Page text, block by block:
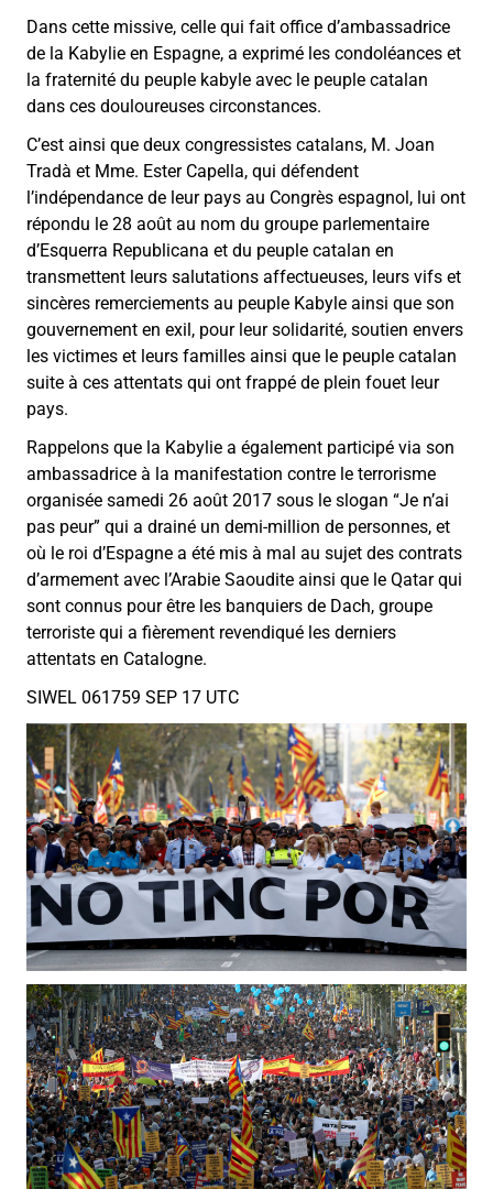
Dans cette missive, celle qui fait office d’ambassadrice
de la Kabylie en Espagne, a exprimé les condoléances et
la fraternité du peuple kabyle avec le peuple catalan
dans ces douloureuses circonstances.
C’est ainsi que deux congressistes catalans, M. Joan
Tradà et Mme. Ester Capella, qui défendent
l’indépendance de leur pays au Congrès espagnol, lui ont
répondu le 28 août au nom du groupe parlementaire
d’Esquerra Republicana et du peuple catalan en
transmettent leurs salutations affectueuses, leurs vifs et
sincères remerciements au peuple Kabyle ainsi que son
gouvernement en exil, pour leur solidarité, soutien envers
les victimes et leurs familles ainsi que le peuple catalan
suite à ces attentats qui ont frappé de plein fouet leur
pays.
Rappelons que la Kabylie a également participé via son
ambassadrice à la manifestation contre le terrorisme
organisée samedi 26 août 2017 sous le slogan “Je n’ai
pas peur” qui a drainé un demi-million de personnes, et
où le roi d’Espagne a été mis à mal au sujet des contrats
d’armement avec l’Arabie Saoudite ainsi que le Qatar qui
sont connus pour être les banquiers de Dach, groupe
terroriste qui a fièrement revendiqué les derniers
attentats en Catalogne.
SIWEL 061759 SEP 17 UTC